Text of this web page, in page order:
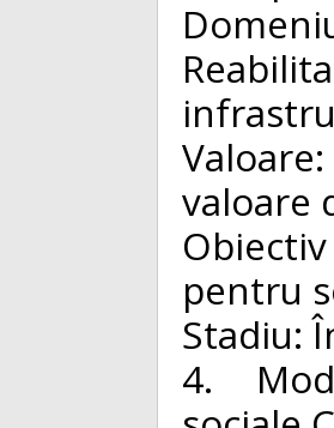
valoare
pentru
Stadiu:
4.